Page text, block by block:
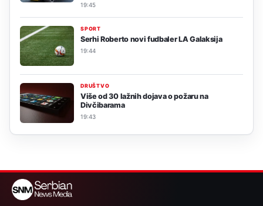
19:45
SPORT
Serhi Roberto novi fudbaler LA Galaksija
19:44
DRUŠTVO
Više od 30 lažnih dojava o požaru na
Divčibarama
19:43